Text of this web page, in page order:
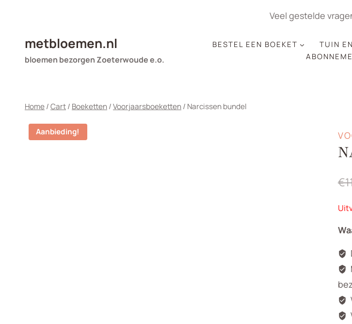
Veel gestelde
metbloemen.nl
bloemen bezorgen Zoeterwoude e.o.
BESTEL EEN BOEKET TUIN
Home/Cart/ Boeketten/Voorjaarsboeketten/ Narcissen bundel
Aanbieding!
€